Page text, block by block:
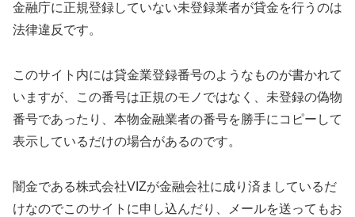
金融庁に正規登録していない未登録業者が貸金を行うのは
法律違反です。
このサイト内には貸金業登録番号のようなものが書かれて
いますが、この番号は正規のモノではなく、未登録の偽物
番号であったり、本物金融業者の番号を勝手にコピーして
表示しているだけの場合があるのです。
闇金である株式会社VIZが金融会社に成り済ましているだ
けなのでこのサイトに申し込んだり、メールを送ってもお